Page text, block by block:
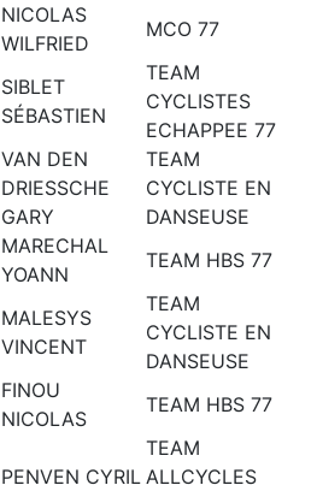
NICOLAS
WILFRIED
MCO 77
SIBLET
SÉBASTIEN
TEAM
CYCLISTES
ECHAPPEE 77
VAN DEN
DRIESSCHE
GARY
TEAM
CYCLISTE EN
DANSEUSE
MARECHAL
YOANN
TEAM HBS 77
MALESYS
VINCENT
TEAM
CYCLISTE EN
DANSEUSE
FINOU
NICOLAS
TEAM HBS 77
PENVEN CYRIL
TEAM
ALLCYCLES